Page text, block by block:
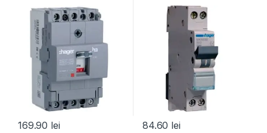
169.90 lei 84.60 lei